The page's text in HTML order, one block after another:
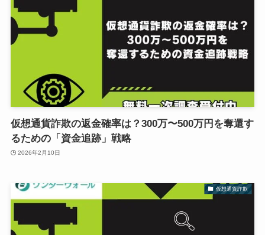
仮想通貨詐欺の返金確率は？300万〜500万円を奪還す
るための「資金追跡」戦略
2026年2月10日
仮想通貨詐欺